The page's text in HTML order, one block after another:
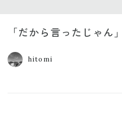
「だから言ったじゃん」
hitomi